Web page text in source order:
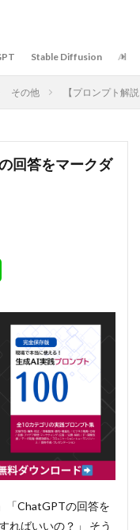
Stable Diffusion AIサ
その他 【プロンプト解
回答をマークダ
「ChatGPTの回答を
ればいいの？」 そう